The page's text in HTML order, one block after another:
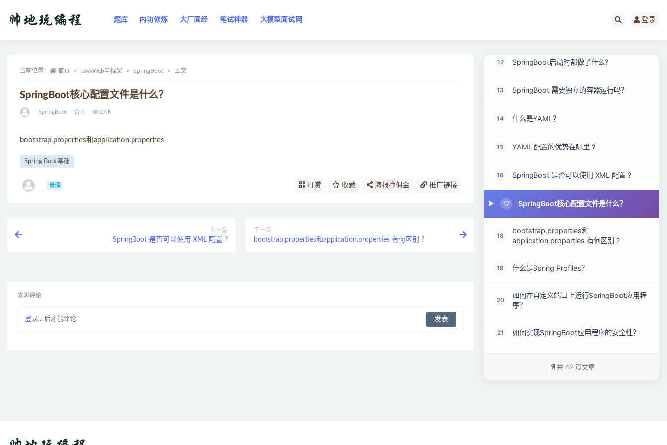
题库 内功修炼 大厂面经 笔试神器 大模型面试网 登录
当前位置： 首页 JavaWeb与框架 SpringBoot 正文
SpringBoot核心配置文件是什么？
SpringBoot 0 2.0K
bootstrap.properties和application.properties
Spring Boot基础
普通 打赏 收藏 海报挣佣金 推广链接
上一篇
SpringBoot 是否可以使用 XML 配置 ?
下一篇
bootstrap.properties和application.properties 有何区别 ?
发表评论
登录... 后才能评论
SpringBoot、Spring MVC和Spring有什么
12 SpringBoot启动时都做了什么?
13 SpringBoot 需要独立的容器运行吗？
14 什么是YAML？
15 YAML 配置的优势在哪里 ?
16 SpringBoot 是否可以使用 XML 配置 ?
17 SpringBoot核心配置文件是什么？
18
bootstrap.properties和
application.properties 有何区别 ?
19 什么是Spring Profiles？
20
如何在自定义端口上运行SpringBoot应用程
序？
21 如何实现SpringBoot应用程序的安全性？
共 42 篇文章